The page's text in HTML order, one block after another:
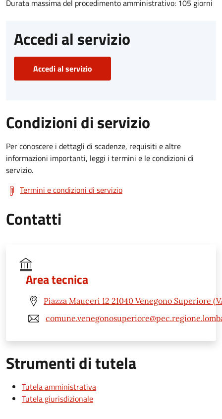
Durata massima del procedimento amministrativo: 105 giorni
Accedi al servizio
Accedi al servizio
Condizioni di servizio
Per conoscere i dettagli di scadenze, requisiti e altre
informazioni importanti, leggi i termini e le condizioni di
servizio.
Termini e condizioni di servizio
Contatti
Area tecnica
Piazza Mauceri 12 21040 Venegono Superiore
Strumenti di tutela
Tutela amministrativa
Tutela giurisdizionale